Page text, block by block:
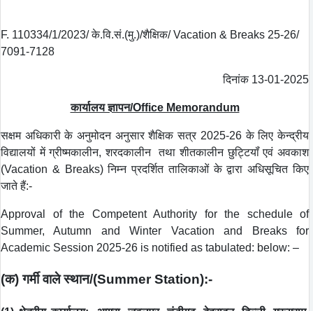
F. 110334/1/2023/ के.वि.सं.(मु.)/शैक्षिक/ Vacation & Breaks 25-26/
7091-7128
दिनांक 13-01-2025
कार्यालय ज्ञापन/Office Memorandum
सक्षम अधिकारी के अनुमोदन अनुसार शैक्षिक सत्र 2025-26 के लिए केन्द्रीय
विद्यालयों में ग्रीष्मकालीन, शरदकालीन तथा शीतकालीन छुट्टियॉं एवं अवकाश
(Vacation & Breaks) निम्‍न प्रदर्शित तालिकाओं के द्वारा अधिसूचित किए
जाते हैं:-
Approval of the Competent Authority for the schedule of
Summer, Autumn and Winter Vacation and Breaks for
Academic Session 2025-26 is notified as tabulated: below: –
(क) गर्मी वाले स्थान/(Summer Station):-